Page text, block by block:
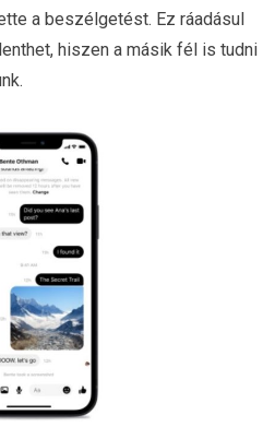
a beszélgetést. Ez ráadásul
hiszen a másik fél is tudni